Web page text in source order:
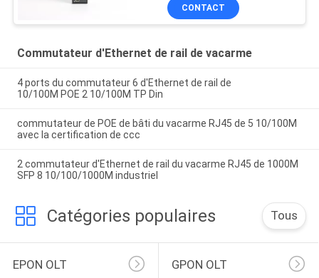
CONTACT
Commutateur d'Ethernet de rail de vacarme
4 ports du commutateur 6 d'Ethernet de rail de
10/100M POE 2 10/100M TP Din
commutateur de POE de bâti du vacarme RJ45 de 5 10/100M
avec la certification de ccc
2 commutateur d'Ethernet de rail du vacarme RJ45 de 1000M
SFP 8 10/100/1000M industriel
Catégories populaires Tous
EPON OLT GPON OLT